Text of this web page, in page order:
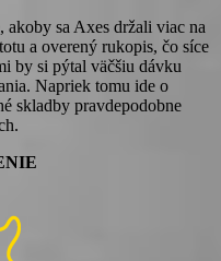
sa Axes držali viac na
a overený rukopis, čo síce
by si pýtal väčšiu dávku
Napriek tomu ide o
skladby pravdepodobne